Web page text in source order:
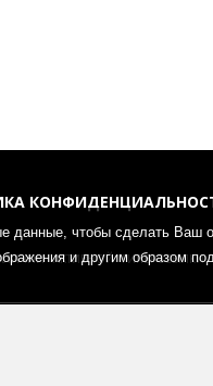
активной
данные, чтобы сделать Ваш
и другим образом